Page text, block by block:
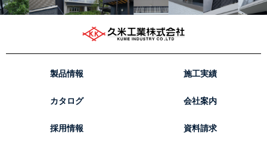
製品情報 施工実績
カタログ 会社案内
採用情報 資料請求